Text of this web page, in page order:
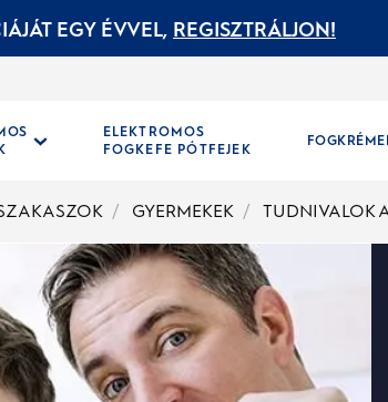
EGY ÉVVEL, REGISZTRÁLJON!
ELEKTROMOS
FOGKEFE PÓTFEJEK
GYERMEKEK TUDNIVALOK